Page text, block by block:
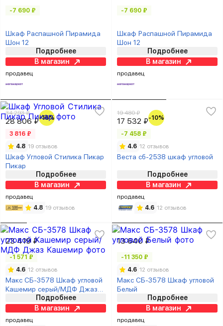
-7 690 ₽
Шкаф Распашной Пирамида
Шон 12
Подробнее
В магазин
продавец
-7 690 ₽
Шкаф Распашной Пирамида
Шон 12
Подробнее
В магазин
продавец
34 293 ₽
28 806 ₽-16%
3 816 ₽
4.8 19 отзывов
Шкаф Угловой Стилика Пикар
Пикар
Подробнее
В магазин
продавец
4.8 19 отзывов
19 480 ₽
17 532 ₽-10%
-7 458 ₽
4.6 12 отзывов
Веста сб-2538 шкаф угловой
Подробнее
В магазин
продавец
4.6 12 отзывов
23 419 ₽
-1 571 ₽
4.6 12 отзывов
Макс СБ-3578 Шкаф угловой
Кашемир серый/МДФ Джаз
Подробнее
В магазин
продавец
13 640 ₽
-11 350 ₽
4.6 12 отзывов
Макс СБ-3578 Шкаф угловой
Белый
Подробнее
В магазин
продавец